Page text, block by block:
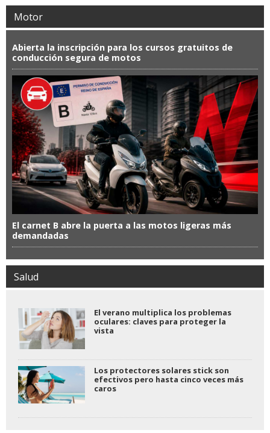
Motor
Abierta la inscripción para los cursos gratuitos de
conducción segura de motos
El carnet B abre la puerta a las motos ligeras más
demandadas
Salud
El verano multiplica los problemas
oculares: claves para proteger la
vista
Los protectores solares stick son
efectivos pero hasta cinco veces más
caros